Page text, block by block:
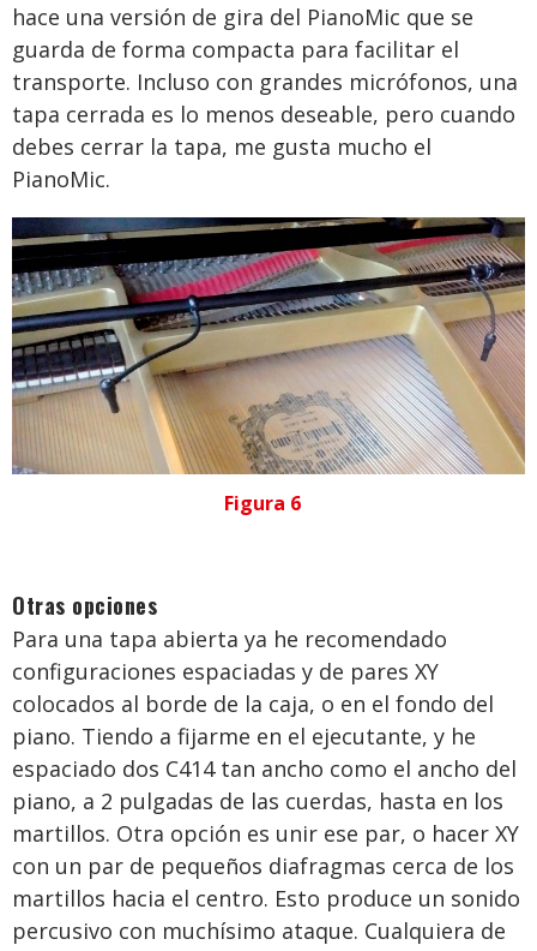
hace una versión de gira del PianoMic que se
guarda de forma compacta para facilitar el
transporte. Incluso con grandes micrófonos, una
tapa cerrada es lo menos deseable, pero cuando
debes cerrar la tapa, me gusta mucho el
PianoMic.
Figura 6
Otras opciones
Para una tapa abierta ya he recomendado
configuraciones espaciadas y de pares XY
colocados al borde de la caja, o en el fondo del
piano. Tiendo a fijarme en el ejecutante, y he
espaciado dos C414 tan ancho como el ancho del
piano, a 2 pulgadas de las cuerdas, hasta en los
martillos. Otra opción es unir ese par, o hacer XY
con un par de pequeños diafragmas cerca de los
martillos hacia el centro. Esto produce un sonido
percusivo con muchísimo ataque. Cualquiera de